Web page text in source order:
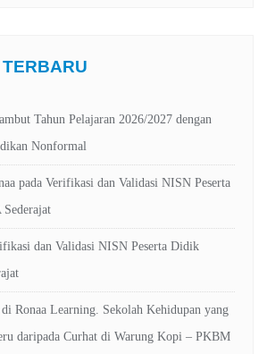
Tahun Pelajaran 2026/2027 dengan
Nonformal
pada Verifikasi dan Validasi NISN Peserta
dan Validasi NISN Peserta Didik
Ronaa Learning. Sekolah Kehidupan yang
daripada Curhat di Warung Kopi – PKBM